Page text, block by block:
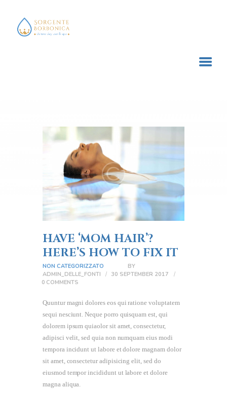
SORGENTE BORBONICA
CONTATTI
CARRELLO
HAVE ‘MOM HAIR’?
HERE’S HOW TO FIX IT
NON CATEGORIZZATO
BY
ADMIN_DELLE_FONTI
30 SEPTEMBER 2017
0 COMMENTS
Quuntur magni dolores eos qui ratione voluptatem
sequi nesciunt. Neque porro quisquam est, qui
dolorem ipsum quiaolor sit amet, consectetur,
adipisci velit, sed quia non numquam eius modi
tempora incidunt ut labore et dolore magnam dolor
sit amet, consectetur adipisicing elit, sed do
eiusmod tempor incididunt ut labore et dolore
magna aliqua.